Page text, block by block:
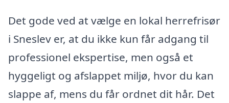
Det gode ved at vælge en lokal herrefrisør
i Sneslev er, at du ikke kun får adgang til
professionel ekspertise, men også et
hyggeligt og afslappet miljø, hvor du kan
slappe af, mens du får ordnet dit hår. Det